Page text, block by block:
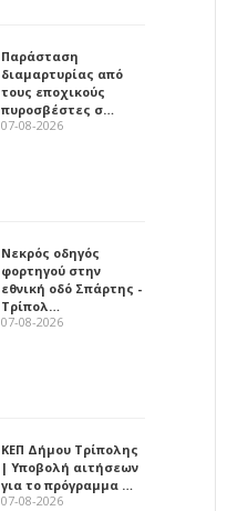
Παράσταση
διαμαρτυρίας από
τους εποχικούς
πυροσβέστες σ…
07-08-2026
Νεκρός οδηγός
φορτηγού στην
εθνική οδό Σπάρτης -
Τρίπολ…
07-08-2026
ΚΕΠ Δήμου Τρίπολης
| Υποβολή αιτήσεων
για το πρόγραμμα …
07-08-2026